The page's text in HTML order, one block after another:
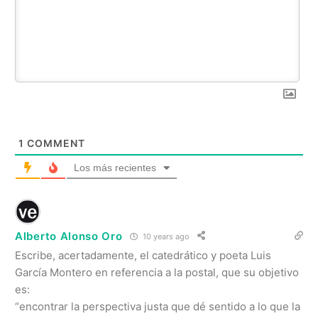
1 COMMENT
Los más recientes
Alberto Alonso Oro 10 years ago
Escribe, acertadamente, el catedrático y poeta Luis
García Montero en referencia a la postal, que su objetivo
es:
“encontrar la perspectiva justa que dé sentido a lo que la